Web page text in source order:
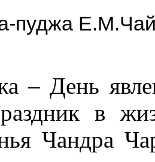
пуджа
– День
в
Чандра